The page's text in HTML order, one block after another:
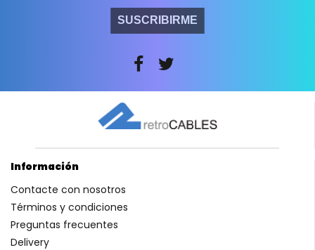
SUSCRIBIRME
Información
Contacte con nosotros
Términos y condiciones
Preguntas frecuentes
Delivery